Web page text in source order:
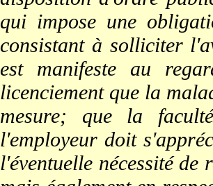
qui impose une
consistant à solliciter
est manifeste au
licenciement que la
mesure; que la
l'employeur doit
l'éventuelle nécessité de